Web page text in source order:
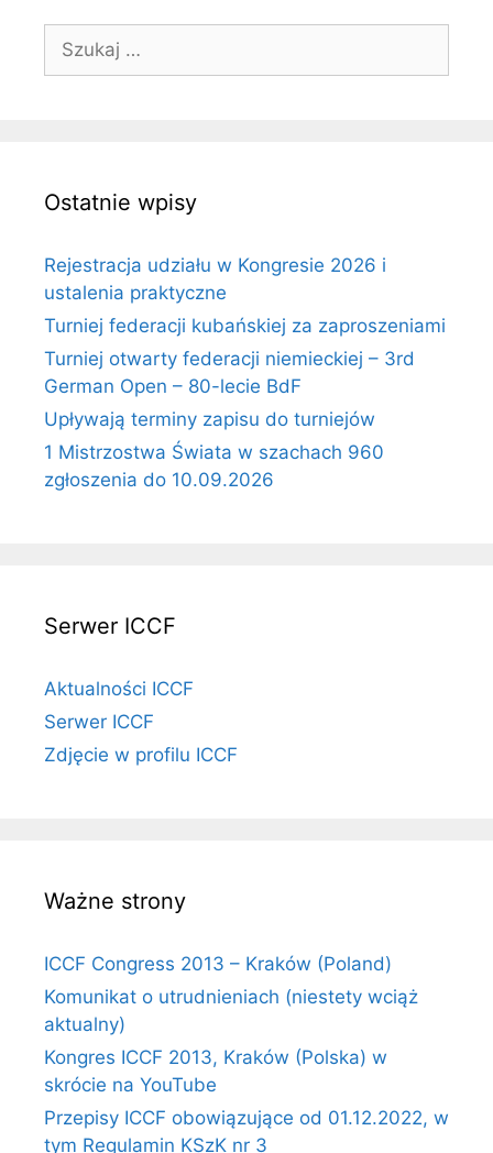
Ostatnie wpisy
Rejestracja udziału w Kongresie 2026 i
ustalenia praktyczne
Turniej federacji kubańskiej za zaproszeniami
Turniej otwarty federacji niemieckiej – 3rd
German Open – 80-lecie BdF
Upływają terminy zapisu do turniejów
1 Mistrzostwa Świata w szachach 960
zgłoszenia do 10.09.2026
Serwer ICCF
Aktualności ICCF
Serwer ICCF
Zdjęcie w profilu ICCF
Ważne strony
ICCF Congress 2013 – Kraków (Poland)
Komunikat o utrudnieniach (niestety wciąż
aktualny)
Kongres ICCF 2013, Kraków (Polska) w
skrócie na YouTube
Przepisy ICCF obowiązujące od 01.12.2022, w
tym Regulamin KSzK nr 3